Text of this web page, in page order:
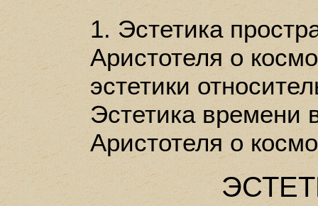
1. Эстетика
Аристотеля о
эстетики
Эстетика времени
Аристотеля о